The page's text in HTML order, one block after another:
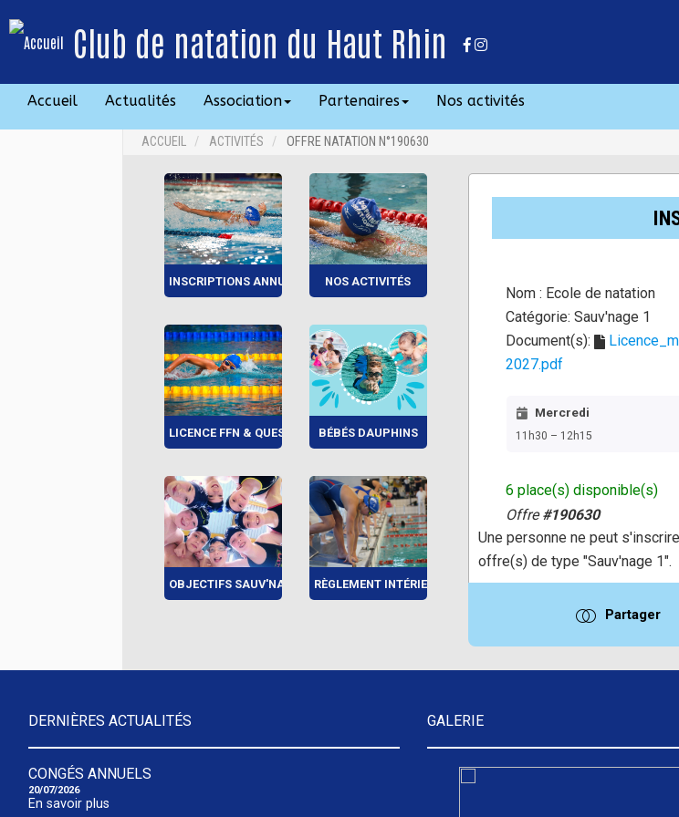
Club de natation du Haut Rhin
Accueil Actualités Association Partenaires Nos activités
ACCUEIL ACTIVITÉS OFFRE NATATION N°190630
INSCRIPTIONS ANNUELLES NOS ACTIVITÉS
LICENCE FFN & QUESTION...BÉBÉS DAUPHINS
OBJECTIFS SAUV'NAGE RÈGLEMENT INTÉRIEUR 20...
Nom : Ecole de natation
Catégorie: Sauv'nage 1
Document(s):
2027.pdf
Mercredi
11h30 – 12h15
6 place(s) disponible(s)
Offre#190630
Une personne ne peut
offre(s) de type "Sauv'nage 1".
Partager
DERNIÈRES ACTUALITÉS
CONGÉS ANNUELS
20/07/2026
En savoir plus
GALERIE